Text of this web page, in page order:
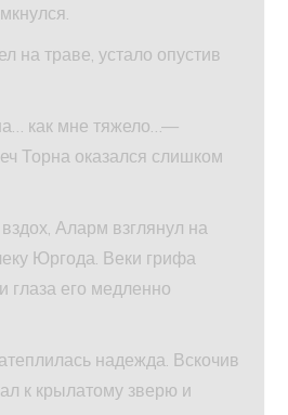
на траве, устало опустив
как мне тяжело…—
Торна оказался слишком
Аларм взглянул на
Юргода. Веки грифа
глаза его медленно
надежда. Вскочив
к крылатому зверю и